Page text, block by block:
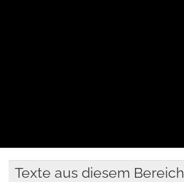
Texte aus diesem Bereich